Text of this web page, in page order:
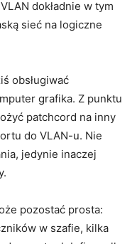
dokładnie w tym
sieć na logiczne
obsługiwać
grafika. Z punktu
patchcord na inny
do VLAN-u. Nie
jedynie inaczej
pozostać prosta:
w szafie, kilka